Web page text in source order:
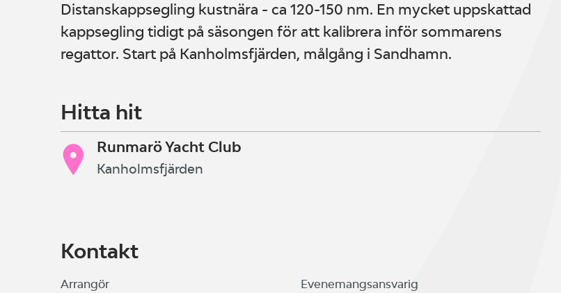
Distanskappsegling kustnära - ca 120-150 nm. En mycket uppskattad
kappsegling tidigt på säsongen för att kalibrera inför sommarens
regattor. Start på Kanholmsfjärden, målgång i Sandhamn.
Hitta hit
Runmarö Yacht Club
Kanholmsfjärden
Kontakt
Arrangör
Evenemangsansvarig